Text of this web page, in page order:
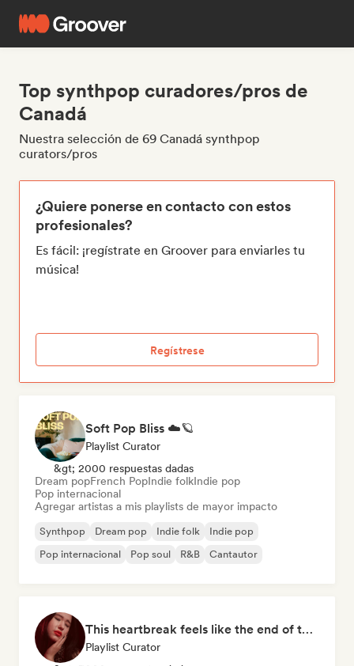
Top synthpop curadores/pros de
Canadá
Nuestra selección de 69 Canadá synthpop
curators/pros
¿Quiere ponerse en contacto con estos
profesionales?
Es fácil: ¡regístrate en Groover para enviarles tu
música!
Regístrese
Soft Pop Bliss ☁️🪐
Playlist Curator
&gt; 2000 respuestas dadas
Dream popFrench PopIndie folkIndie pop
Pop internacional
Agregar artistas a mis playlists de mayor impacto
Synthpop Dream pop Indie folk
Indie pop
Pop internacional
Pop soul R&B Cantautor
This heartbreak feels like the end of the world
Playlist Curator